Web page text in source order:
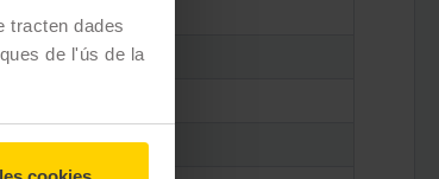
tracten dades
de l'ús de la